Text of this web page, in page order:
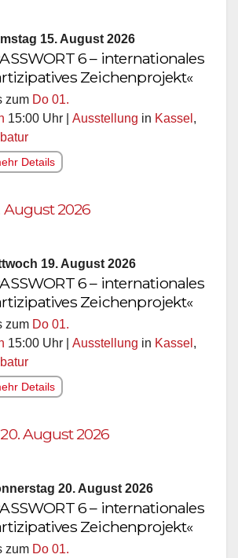
15. August 2026
6 – internationales
Zeichenprojekt«
zum Do 01.
15:00 Uhr | Ausstellung in Kassel ,
Details
August 2026
19. August 2026
6 – internationales
Zeichenprojekt«
zum Do 01.
15:00 Uhr | Ausstellung in Kassel ,
Details
August 2026
20. August 2026
6 – internationales
Zeichenprojekt«
zum Do 01.